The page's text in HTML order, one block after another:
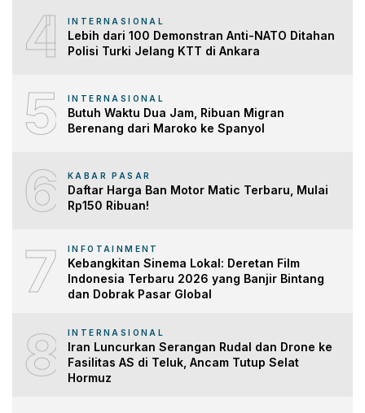
4 INTERNASIONAL
Lebih dari 100 Demonstran Anti-NATO Ditahan
Polisi Turki Jelang KTT di Ankara
5 INTERNASIONAL
Butuh Waktu Dua Jam, Ribuan Migran
Berenang dari Maroko ke Spanyol
6 KABAR PASAR
Daftar Harga Ban Motor Matic Terbaru, Mulai
Rp150 Ribuan!
7 INFOTAINMENT
Kebangkitan Sinema Lokal: Deretan Film
Indonesia Terbaru 2026 yang Banjir Bintang
dan Dobrak Pasar Global
8 INTERNASIONAL
Iran Luncurkan Serangan Rudal dan Drone ke
Fasilitas AS di Teluk, Ancam Tutup Selat
Hormuz